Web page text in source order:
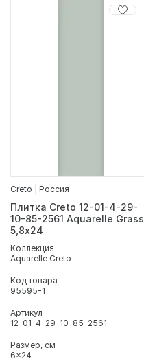
Creto | Россия
Плитка Creto 12-01-4-29-
10-85-2561 Aquarelle Grass
5,8х24
Коллекция
Aquarelle Creto
Код товара
95595-1
Артикул
12-01-4-29-10-85-2561
Размер, см
6x24